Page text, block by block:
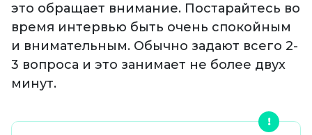
это обращает внимание. Постарайтесь во
время интервью быть очень спокойным
и внимательным. Обычно задают всего 2-
3 вопроса и это занимает не более двух
минут.